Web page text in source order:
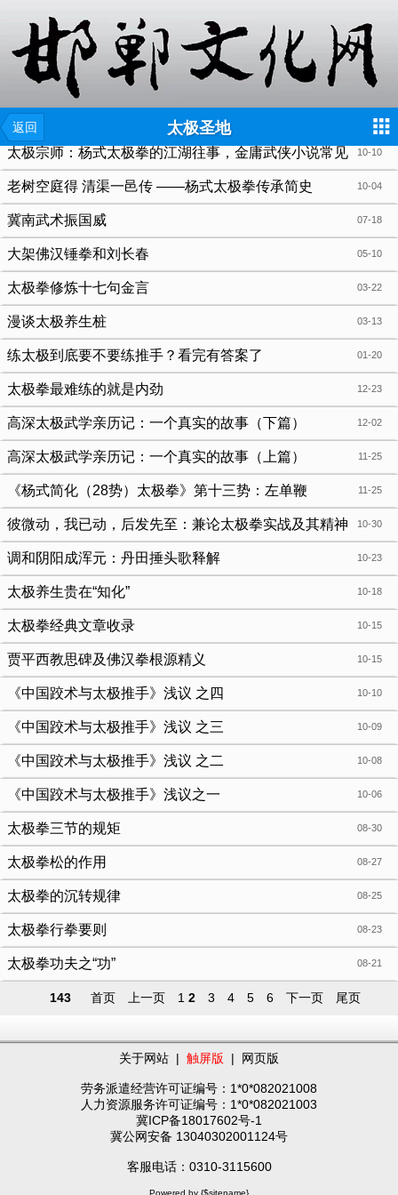
返回 太极圣地
10-10
太极宗师：杨式太极拳的江湖往事，金庸武侠小说常见
的桥段 10-04
老树空庭得 清渠一邑传 ——杨式太极拳传承简史
07-18
冀南武术振国威
05-10
大架佛汉锤拳和刘长春
03-22
太极拳修炼十七句金言
03-13
漫谈太极养生桩
01-20
练太极到底要不要练推手？看完有答案了
12-23
太极拳最难练的就是内劲
12-02
高深太极武学亲历记：一个真实的故事（下篇）
11-25
高深太极武学亲历记：一个真实的故事（上篇）
11-25
《杨式简化（28势）太极拳》第十三势：左单鞭
10-30
彼微动，我已动，后发先至：兼论太极拳实战及其精神
锈斑 10-23
调和阴阳成浑元：丹田捶头歌释解
10-18
太极养生贵在“知化”
10-15
太极拳经典文章收录
10-15
贾平西教思碑及佛汉拳根源精义
10-10
《中国跤术与太极推手》浅议 之四
10-09
《中国跤术与太极推手》浅议 之三
10-08
《中国跤术与太极推手》浅议 之二
10-06
《中国跤术与太极推手》浅议之一
08-30
太极拳三节的规矩
08-27
太极拳松的作用
08-25
太极拳的沉转规律
08-23
太极拳行拳要则
08-21
太极拳功夫之“功”
143 首页 上一页 1 2 3 4 5 6 下一页 尾页
关于网站 | 触屏版 | 网页版
劳务派遣经营许可证编号：1*0*082021008
人力资源服务许可证编号：1*0*082021003
冀ICP备18017602号-1
冀公网安备 13040302001124号
客服电话：0310-3115600
Powered by {$sitename}